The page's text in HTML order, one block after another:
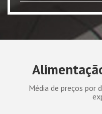
Média de preços por